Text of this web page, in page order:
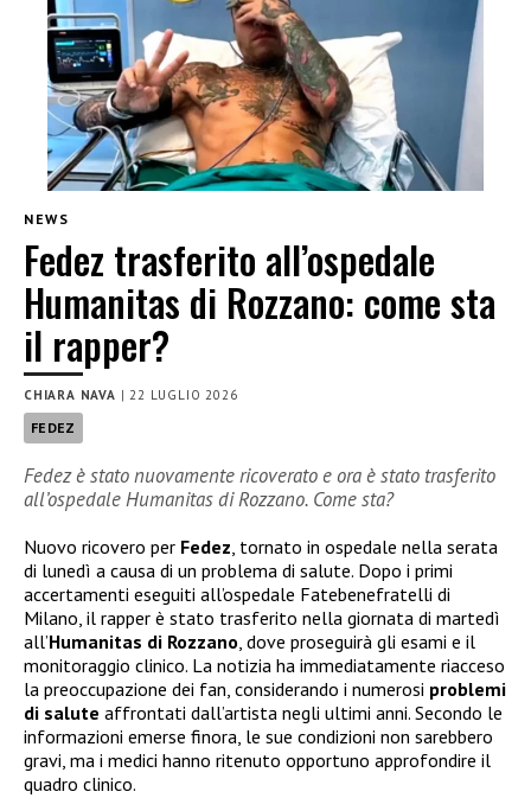
NEWS
Fedez trasferito all’ospedale
Humanitas di Rozzano: come sta
il rapper?
CHIARA NAVA |22 LUGLIO 2026
FEDEZ
Fedez è stato nuovamente ricoverato e ora è stato trasferito
all’ospedale Humanitas di Rozzano. Come sta?
Nuovo ricovero per Fedez, tornato in ospedale nella serata
di lunedì a causa di un problema di salute. Dopo i primi
accertamenti eseguiti all’ospedale Fatebenefratelli di
Milano, il rapper è stato trasferito nella giornata di martedì
all’Humanitas di Rozzano, dove proseguirà gli esami e il
monitoraggio clinico. La notizia ha immediatamente riacceso
la preoccupazione dei fan, considerando i numerosi problemi
di salute affrontati dall’artista negli ultimi anni. Secondo le
informazioni emerse finora, le sue condizioni non sarebbero
gravi, ma i medici hanno ritenuto opportuno approfondire il
quadro clinico.